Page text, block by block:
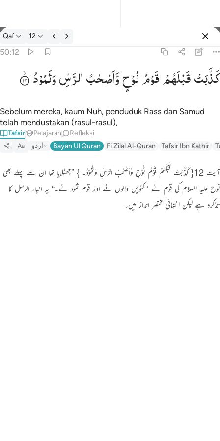
tafsir: Qaf 50:12
Qaf 12
50:12
كذبت قبلهم قوم نوح واصحاب الرس وثمود ١٢
كَذَّبَتْ قَبْلَهُمْ قَوْمُ نُوحٍۢ وَأَصْحَـٰبُ ٱلرَّسِّ وَثَمُودُ ١٢
كَذَّبَتْقَبْلَهُمْقَوْمُنُوْحٍوَّاَصْحٰبُالرَّسِّوَثَمُوْدُ
Sebelum mereka, kaum Nuh, penduduk Rass dan Samud
telah mendustakan (rasul-rasul),
Tafsir Pelajaran Refleksi
Aa اردو Bayan Ul Quran Fi Zilal Al-Quran Tafsir Ibn Kathir
آیت 12{ کَذَّبَتْ قَبْلَہُمْ قَوْمُ نُوْحٍ وَّاَصْحٰبُ الرَّسِّ وَثَمُوْدُ۔ } ”جھٹلایا تھا ان سے پہلے بھی
نوح علیہ السلام کی قوم نے ‘ کنویں والوں نے اور قوم ثمود نے۔“ یہ انباء الرسل کا
تذکرہ ہے لیکن انتہائی مختصر انداز میں۔